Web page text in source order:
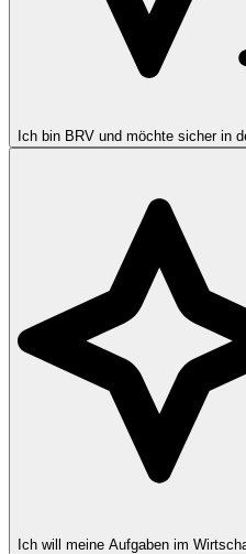
Ich bin BRV und möchte sicher in
Ich will meine Aufgaben im